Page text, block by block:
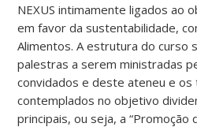
NEXUS intimamente ligados ao
em favor da sustentabilidade,
Alimentos. A estrutura do curso
palestras a serem ministradas
convidados e deste ateneu e os
contemplados no objetivo
principais, ou seja, a “Promoção